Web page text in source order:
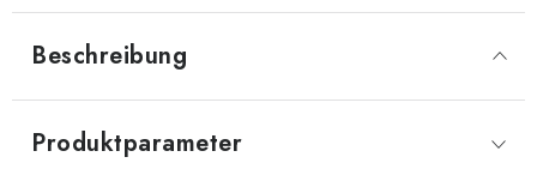
Beschreibung
Produktparameter